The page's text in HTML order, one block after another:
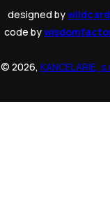
designed by
code by
© 2026, KANCELARIE,